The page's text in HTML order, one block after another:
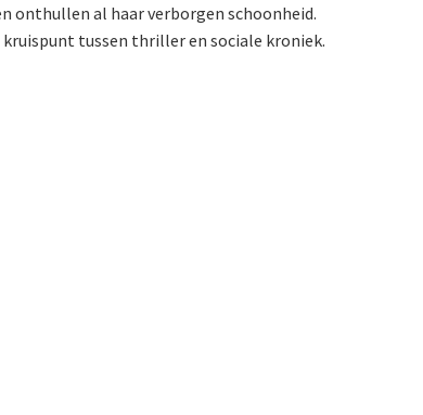
onthullen al haar verborgen schoonheid.
tussen thriller en sociale kroniek.